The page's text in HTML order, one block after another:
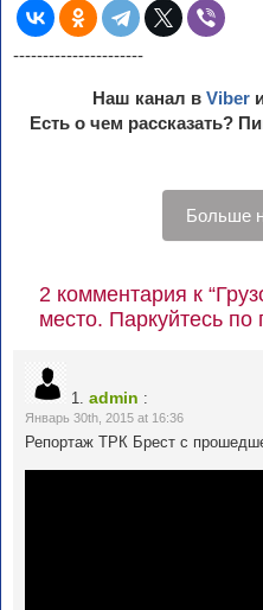
----------------------
Наш канал в Viber
Есть о чем рассказать?
Больше
2 комментария к
место. Паркуйтесь по
1. admin :
Январь 30th, 2015 at 16:36
Репортаж ТРК Брест с